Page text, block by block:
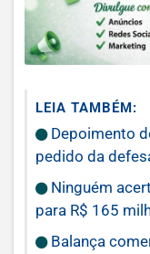
LEIA TAMBÉM:
Depoimento
pedido da
Ninguém
para R$ 165
Balança